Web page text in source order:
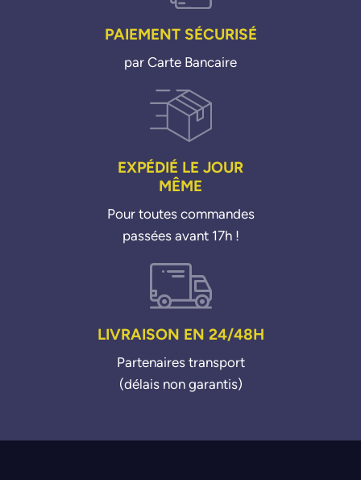
PAIEMENT SÉCURISÉ
par Carte Bancaire
EXPÉDIÉ LE JOUR
MÊME
Pour toutes commandes
passées avant 17h !
LIVRAISON EN 24/48H
Partenaires transport
(délais non garantis)